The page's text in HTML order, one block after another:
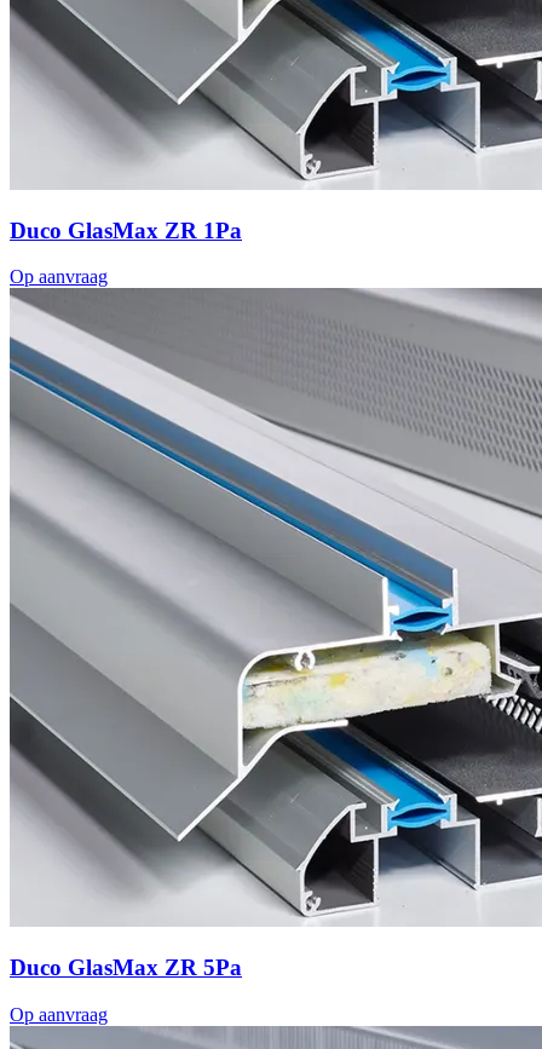
Duco GlasMax ZR 1Pa
Op aanvraag
Duco GlasMax ZR 5Pa
Op aanvraag